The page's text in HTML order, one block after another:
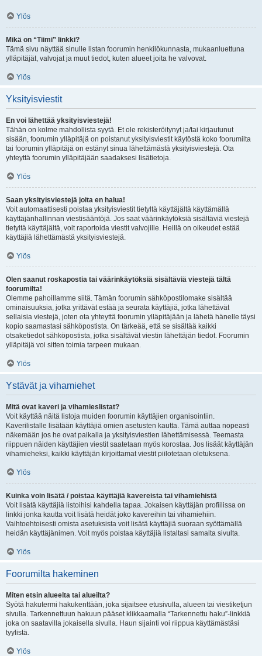
Ylös
Mikä on “Tiimi” linkki?
Tämä sivu näyttää sinulle listan foorumin henkilökunnasta, mukaanluettuna
ylläpitäjät, valvojat ja muut tiedot, kuten alueet joita he valvovat.
Ylös
Yksityisviestit
En voi lähettää yksityisviestejä!
Tähän on kolme mahdollista syytä. Et ole rekisteröitynyt ja/tai kirjautunut
sisään, foorumin ylläpitäjä on poistanut yksityisviestit käytöstä koko foorumilta
tai foorumin ylläpitäjä on estänyt sinua lähettämästä yksityisviestejä. Ota
yhteyttä foorumin ylläpitäjään saadaksesi lisätietoja.
Ylös
Saan yksityisviestejä joita en halua!
Voit automaattisesti poistaa yksityisviestit tietyltä käyttäjältä käyttämällä
käyttäjänhallinnan viestisääntöjä. Jos saat väärinkäytöksiä sisältäviä viestejä
tietyltä käyttäjältä, voit raportoida viestit valvojille. Heillä on oikeudet estää
käyttäjiä lähettämästä yksityisviestejä.
Ylös
Olen saanut roskapostia tai väärinkäytöksiä sisältäviä viestejä tältä
foorumilta!
Olemme pahoillamme siitä. Tämän foorumin sähköpostilomake sisältää
ominaisuuksia, jotka yrittävät estää ja seurata käyttäjiä, jotka lähettävät
sellaisia viestejä, joten ota yhteyttä foorumin ylläpitäjään ja lähetä hänelle täysi
kopio saamastasi sähköpostista. On tärkeää, että se sisältää kaikki
otsaketiedot sähköpostista, jotka sisältävät viestin lähettäjän tiedot. Foorumin
ylläpitäjä voi sitten toimia tarpeen mukaan.
Ylös
Ystävät ja vihamiehet
Mitä ovat kaveri ja vihamieslistat?
Voit käyttää näitä listoja muiden foorumin käyttäjien organisointiin.
Kaverilistalle lisätään käyttäjiä omien asetusten kautta. Tämä auttaa nopeasti
näkemään jos he ovat paikalla ja yksityisviestien lähettämisessä. Teemasta
riippuen näiden käyttäjien viestit saatetaan myös korostaa. Jos lisäät käyttäjän
vihamieheksi, kaikki käyttäjän kirjoittamat viestit piilotetaan oletuksena.
Ylös
Kuinka voin lisätä / poistaa käyttäjiä kavereista tai vihamiehistä
Voit lisätä käyttäjiä listoihisi kahdella tapaa. Jokaisen käyttäjän profiilissa on
linkki jonka kautta voit lisätä heidät joko kavereihin tai vihamiehiin.
Vaihtoehtoisesti omista asetuksista voit lisätä käyttäjiä suoraan syöttämällä
heidän käyttäjänimen. Voit myös poistaa käyttäjiä listaltasi samalta sivulta.
Ylös
Foorumilta hakeminen
Miten etsin alueelta tai alueilta?
Syötä hakutermi hakukenttään, joka sijaitsee etusivulla, alueen tai viestiketjun
sivulla. Tarkennettuun hakuun pääset klikkaamalla “Tarkennettu haku”-linkkiä
joka on saatavilla jokaisella sivulla. Haun sijainti voi riippua käyttämästäsi
tyylistä.
Ylös